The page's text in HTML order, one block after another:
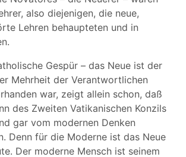
also diejenigen, die neue,
Lehren behaupteten und in
Gespür – das Neue ist der
Mehrheit der Verantwortlichen
war, zeigt allein schon, daß
des Zweiten Vatikanischen Konzils
gar vom modernen Denken
Denn für die Moderne ist das Neue
Der moderne Mensch ist seinem